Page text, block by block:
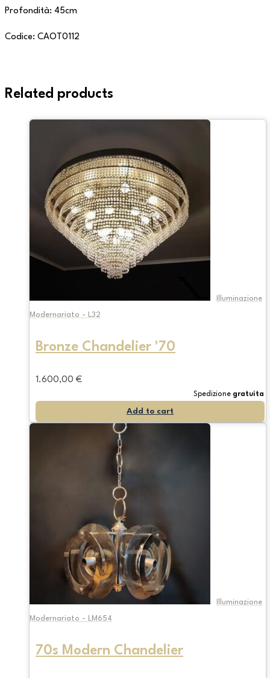
Profondità: 45cm
Codice: CAOT0112
Related products
Illuminazione
Modernariato - L32
Bronze Chandelier '70
1.600,00 €
Spedizione gratuita
Add to cart
Illuminazione
Modernariato - LM654
70s Modern Chandelier